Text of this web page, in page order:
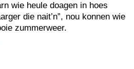
wie heule doagen in hoes
die nait’n”, nou konnen wie
zummerweer.